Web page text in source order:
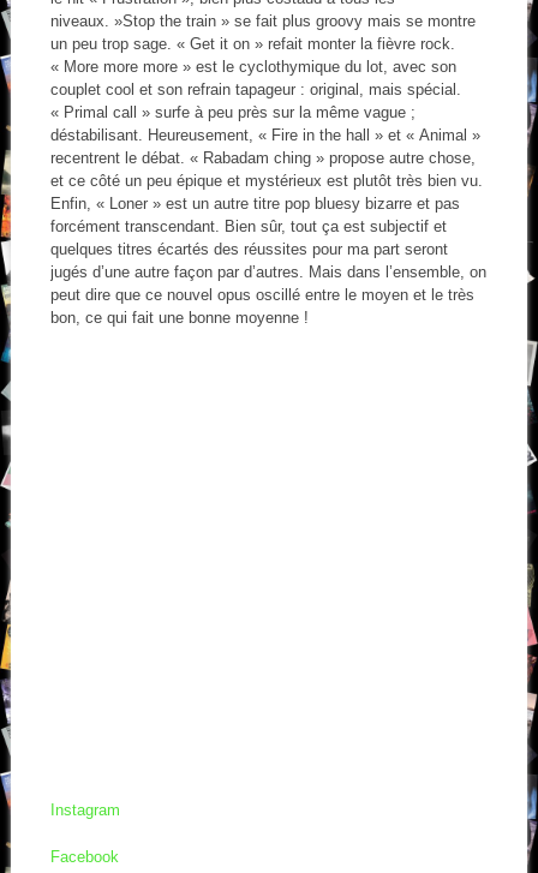
niveaux. »Stop the train » se fait plus groovy mais se montre
un peu trop sage. « Get it on » refait monter la fièvre rock.
« More more more » est le cyclothymique du lot, avec son
couplet cool et son refrain tapageur : original, mais spécial.
« Primal call » surfe à peu près sur la même vague ;
déstabilisant. Heureusement, « Fire in the hall » et « Animal »
recentrent le débat. « Rabadam ching » propose autre chose,
et ce côté un peu épique et mystérieux est plutôt très bien vu.
Enfin, « Loner » est un autre titre pop bluesy bizarre et pas
forcément transcendant. Bien sûr, tout ça est subjectif et
quelques titres écartés des réussites pour ma part seront
jugés d’une autre façon par d’autres. Mais dans l’ensemble, on
peut dire que ce nouvel opus oscillé entre le moyen et le très
bon, ce qui fait une bonne moyenne !
Instagram
Facebook